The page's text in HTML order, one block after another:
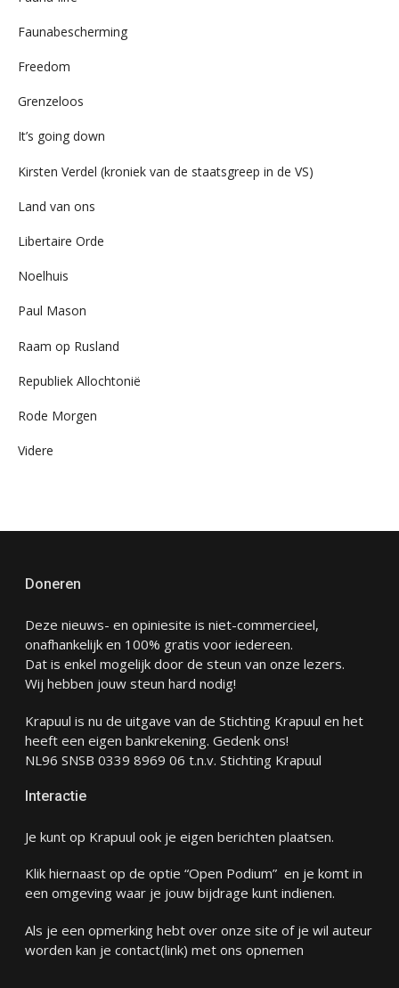
Faunabescherming
Freedom
Grenzeloos
It’s going down
Kirsten Verdel (kroniek van de staatsgreep in de VS)
Land van ons
Libertaire Orde
Noelhuis
Paul Mason
Raam op Rusland
Republiek Allochtonië
Rode Morgen
Videre
Doneren
Deze nieuws- en opiniesite is niet-commercieel,
onafhankelijk en 100% gratis voor iedereen.
Dat is enkel mogelijk door de steun van onze lezers.
Wij hebben jouw steun hard nodig!
Krapuul is nu de uitgave van de Stichting Krapuul en het
heeft een eigen bankrekening. Gedenk ons!
NL96 SNSB 0339 8969 06 t.n.v. Stichting Krapuul
Interactie
Je kunt op Krapuul ook je eigen berichten plaatsen.
Klik hiernaast op de optie “Open Podium” en je komt in
een omgeving waar je jouw bijdrage kunt indienen.
Als je een opmerking hebt over onze site of je wil auteur
worden kan je contact(link) met ons opnemen